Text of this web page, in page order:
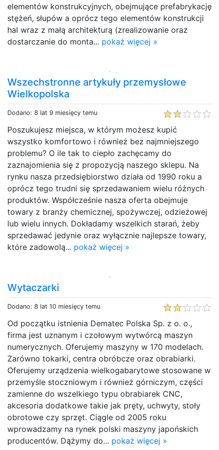
elementów konstrukcyjnych, obejmujące prefabrykację
stężeń, słupów a oprócz tego elementów konstrukcji
hal wraz z małą architekturą (zrealizowanie oraz
dostarczanie do monta... pokaż więcej »
Wszechstronne artykuły przemysłowe
Wielkopolska
Dodano: 8 lat 9 miesięcy temu
Poszukujesz miejsca, w którym możesz kupić
wszystko komfortowo i również bez najmniejszego
problemu? O ile tak to ciepło zachęcamy do
zaznajomienia się z propozycją naszego sklepu. Na
rynku nasza przedsiębiorstwo działa od 1990 roku a
oprócz tego trudni się sprzedawaniem wielu różnych
produktów. Współcześnie nasza oferta obejmuje
towary z branży chemicznej, spożywczej, odzieżowej
lub wielu innych. Dokładamy wszelkich starań, żeby
sprzedawać jedynie oraz wyłącznie najlepsze towary,
które zadowolą... pokaż więcej »
Wytaczarki
Dodano: 8 lat 10 miesięcy temu
Od początku istnienia Dematec Polska Sp. z o. o.,
firma jest uznanym i czołowym wytwórcą maszyn
numerycznych. Oferujemy maszyny w 170 modelach.
Zarówno tokarki, centra obróbcze oraz obrabiarki.
Oferujemy urządzenia wielkogabarytowe stosowane w
przemyśle stoczniowym i również górniczym, części
zamienne do wszelkiego typu obrabiarek CNC,
akcesoria dodatkowe takie jak pręty, uchwyty, stoły
obrotowe czy sprzęt. Ciągle od 2005 roku
wprowadzamy na rynek polski maszyny japońskich
producentów. Dążymy do... pokaż więcej »